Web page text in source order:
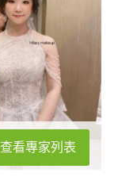
查看專家列表